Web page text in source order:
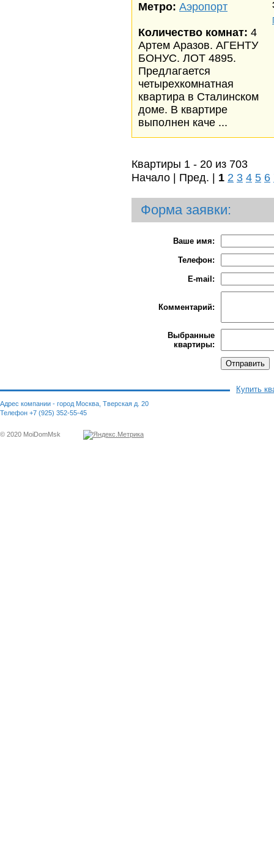
Метро: Аэропорт
Количество комнат: 4
Артем Аразов. АГЕНТУ
БОНУС. ЛОТ 4895.
Предлагается
четырехкомнатная
квартира в Сталинском
доме. В квартире
выполнен каче ...
Квартиры 1 - 20 из 703
Начало | Пред. | 1 2 3 4 5 6
Форма заявки:
Ваше имя:
Телефон:
E-mail:
Комментарий:
Выбранные
квартиры:
Купить
Адрес компании - город Москва, Тверская д. 20
Телефон +7 (925) 352-55-45
© 2020 MoiDomMsk